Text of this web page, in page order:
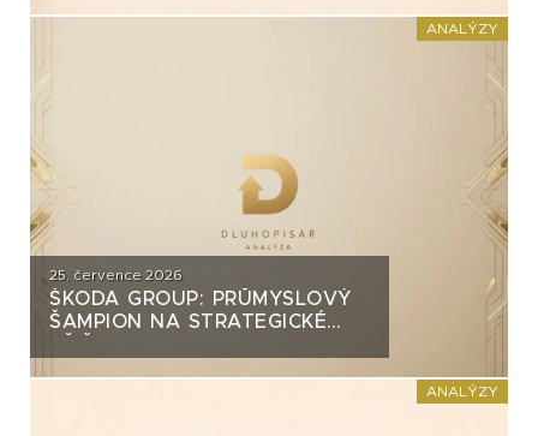
ANALÝZY
25. července 2026
ŠKODA GROUP: PRŮMYSLOVÝ
ŠAMPION NA STRATEGICKÉ
ANALÝZY